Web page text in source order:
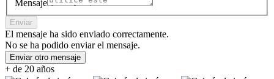
Mensaje
Enviar
El mensaje ha sido enviado correctamente.
No se ha podido enviar el mensaje.
Enviar otro mensaje
+ de 20 años